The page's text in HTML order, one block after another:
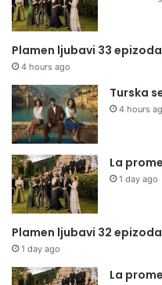
Plamen ljubavi 33 epizoda
4 hours ago
Turska
4 hours
La
1 day ago
Plamen ljubavi 32 epizoda
1 day ago
La